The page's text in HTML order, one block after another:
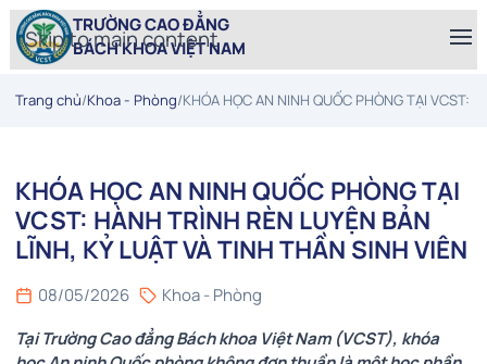
Skip to main content
TRƯỜNG CAO ĐẲNG
BÁCH KHOA VIỆT NAM
Trang chủ/Khoa - Phòng/KHÓA HỌC AN NINH QUỐC PHÒNG TẠI VCST:
KHÓA HỌC AN NINH QUỐC PHÒNG TẠI
VCST: HÀNH TRÌNH RÈN LUYỆN BẢN
LĨNH, KỶ LUẬT VÀ TINH THẦN SINH VIÊN
08/05/2026
Khoa - Phòng
Tại Trường Cao đẳng Bách khoa Việt Nam (VCST), khóa